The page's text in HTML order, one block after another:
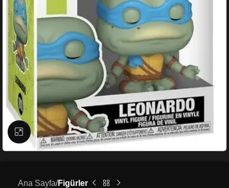
Büyütmek için tıklayın
Ana Sayfa Figürler